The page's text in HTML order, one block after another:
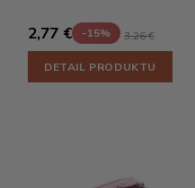
2,77 € -15% 3,26 €
DETAIL PRODUKTU